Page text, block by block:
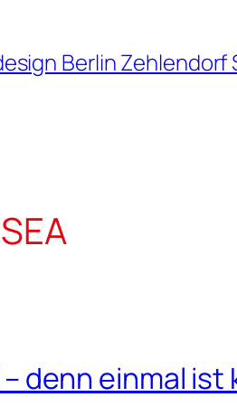
Berlin Zehlendorf
denn einmal ist